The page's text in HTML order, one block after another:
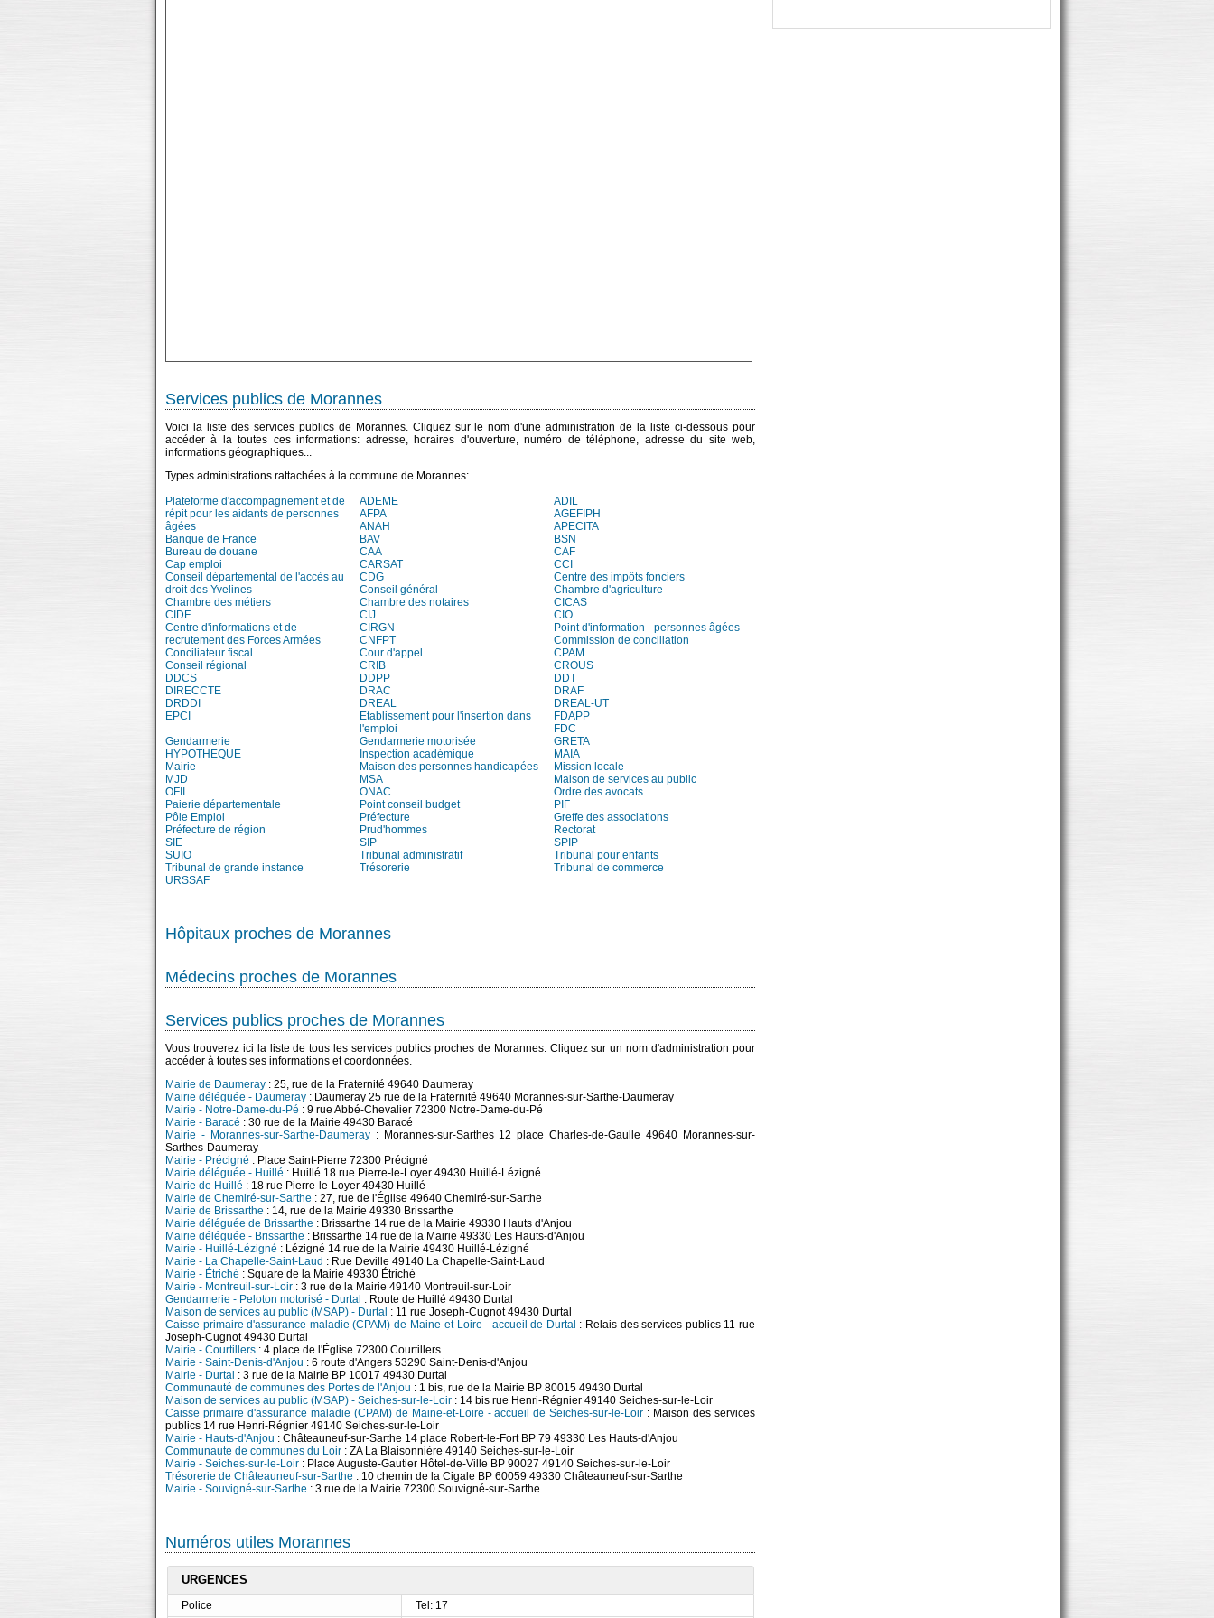
Services publics de Morannes
Voici la liste des services publics de Morannes. Cliquez sur le nom d'une administration de la liste ci-dessous pour
accéder à la toutes ces informations: adresse, horaires d'ouverture, numéro de téléphone, adresse du site web,
informations géographiques...
Types administrations rattachées à la commune de Morannes:
Plateforme d'accompagnement et de
répit pour les aidants de personnes
âgées
ADEME
ADIL
AFPA
AGEFIPH
ANAH
APECITA
Banque de France
BAV
BSN
Bureau de douane
CAA
CAF
Cap emploi
CARSAT
CCI
Conseil départemental de l'accès au
droit des Yvelines
CDG
Centre des impôts fonciers
Conseil général
Chambre d'agriculture
Chambre des métiers
Chambre des notaires
CICAS
CIDF
CIJ
CIO
Centre d'informations et de
recrutement des Forces Armées
CIRGN
Point d'information - personnes âgées
CNFPT
Commission de conciliation
Conciliateur fiscal
Cour d'appel
CPAM
Conseil régional
CRIB
CROUS
DDCS
DDPP
DDT
DIRECCTE
DRAC
DRAF
DRDDI
DREAL
DREAL-UT
EPCI
Etablissement pour l'insertion dans
l'emploi
FDAPP
FDC
Gendarmerie
Gendarmerie motorisée
GRETA
HYPOTHEQUE
Inspection académique
MAIA
Mairie
Maison des personnes handicapées
Mission locale
MJD
MSA
Maison de services au public
OFII
ONAC
Ordre des avocats
Paierie départementale
Point conseil budget
PIF
Pôle Emploi
Préfecture
Greffe des associations
Préfecture de région
Prud'hommes
Rectorat
SIE
SIP
SPIP
SUIO
Tribunal administratif
Tribunal pour enfants
Tribunal de grande instance
Trésorerie
Tribunal de commerce
URSSAF
Hôpitaux proches de Morannes
Médecins proches de Morannes
Services publics proches de Morannes
Vous trouverez ici la liste de tous les services publics proches de Morannes. Cliquez sur un nom d'administration pour
accéder à toutes ses informations et coordonnées.
Mairie de Daumeray : 25, rue de la Fraternité 49640 Daumeray
Mairie déléguée - Daumeray : Daumeray 25 rue de la Fraternité 49640 Morannes-sur-Sarthe-Daumeray
Mairie - Notre-Dame-du-Pé : 9 rue Abbé-Chevalier 72300 Notre-Dame-du-Pé
Mairie - Baracé : 30 rue de la Mairie 49430 Baracé
Mairie - Morannes-sur-Sarthe-Daumeray: Morannes-sur-Sarthes 12 place Charles-de-Gaulle 49640 Morannes-sur-
Sarthes-Daumeray
Mairie - Précigné : Place Saint-Pierre 72300 Précigné
Mairie déléguée - Huillé : Huillé 18 rue Pierre-le-Loyer 49430 Huillé-Lézigné
Mairie de Huillé : 18 rue Pierre-le-Loyer 49430 Huillé
Mairie de Chemiré-sur-Sarthe : 27, rue de l'Église 49640 Chemiré-sur-Sarthe
Mairie de Brissarthe : 14, rue de la Mairie 49330 Brissarthe
Mairie déléguée de Brissarthe : Brissarthe 14 rue de la Mairie 49330 Hauts d'Anjou
Mairie déléguée - Brissarthe : Brissarthe 14 rue de la Mairie 49330 Les Hauts-d'Anjou
Mairie - Huillé-Lézigné : Lézigné 14 rue de la Mairie 49430 Huillé-Lézigné
Mairie - La Chapelle-Saint-Laud : Rue Deville 49140 La Chapelle-Saint-Laud
Mairie - Étriché : Square de la Mairie 49330 Étriché
Mairie - Montreuil-sur-Loir : 3 rue de la Mairie 49140 Montreuil-sur-Loir
Gendarmerie - Peloton motorisé - Durtal : Route de Huillé 49430 Durtal
Maison de services au public (MSAP) - Durtal : 11 rue Joseph-Cugnot 49430 Durtal
Caisse primaire d'assurance maladie (CPAM) de Maine-et-Loire - accueil de Durtal : Relais des services publics 11 rue
Joseph-Cugnot 49430 Durtal
Mairie - Courtillers : 4 place de l'Église 72300 Courtillers
Mairie - Saint-Denis-d'Anjou : 6 route d'Angers 53290 Saint-Denis-d'Anjou
Mairie - Durtal : 3 rue de la Mairie BP 10017 49430 Durtal
Communauté de communes des Portes de l'Anjou : 1 bis, rue de la Mairie BP 80015 49430 Durtal
Maison de services au public (MSAP) - Seiches-sur-le-Loir : 14 bis rue Henri-Régnier 49140 Seiches-sur-le-Loir
Caisse primaire d'assurance maladie (CPAM) de Maine-et-Loire - accueil de Seiches-sur-le-Loir : Maison des services
publics 14 rue Henri-Régnier 49140 Seiches-sur-le-Loir
Mairie - Hauts-d'Anjou : Châteauneuf-sur-Sarthe 14 place Robert-le-Fort BP 79 49330 Les Hauts-d'Anjou
Communaute de communes du Loir : ZA La Blaisonnière 49140 Seiches-sur-le-Loir
Mairie - Seiches-sur-le-Loir : Place Auguste-Gautier Hôtel-de-Ville BP 90027 49140 Seiches-sur-le-Loir
Trésorerie de Châteauneuf-sur-Sarthe : 10 chemin de la Cigale BP 60059 49330 Châteauneuf-sur-Sarthe
Mairie - Souvigné-sur-Sarthe : 3 rue de la Mairie 72300 Souvigné-sur-Sarthe
Numéros utiles Morannes
URGENCES
Police Tel: 17